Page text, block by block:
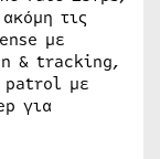
τις
με
& tracking,
patrol με
για